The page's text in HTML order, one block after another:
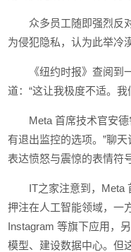
众多员工随即强烈反
为侵犯隐私，认为此举冷
《纽约时报》查阅
道：“这让我极度不适。
Meta 首席技术官安
有退出监控的选项。”聊
表达愤怒与震惊的表情符
IT之家注意到，Meta
押注在人工智能领域，一
Instagram 等旗下应用，
模型、建设数据中心。但